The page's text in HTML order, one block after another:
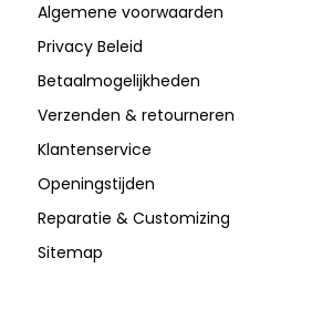
Algemene voorwaarden
Privacy Beleid
Betaalmogelijkheden
Verzenden & retourneren
Klantenservice
Openingstijden
Reparatie & Customizing
Sitemap